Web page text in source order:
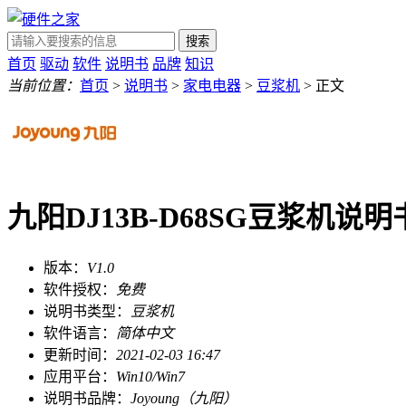
搜索
首页 驱动 软件 说明书 品牌 知识
当前位置： 首页 > 说明书 > 家电电器 > 豆浆机 > 正文
九阳DJ13B-D68SG豆浆机说明
版本： V1.0
软件授权：
免费
说明书类型：
豆浆机
软件语言：
简体中文
更新时间： 2021-02-03 16:47
应用平台： Win10/Win7
说明书品牌： Joyoung（九阳）